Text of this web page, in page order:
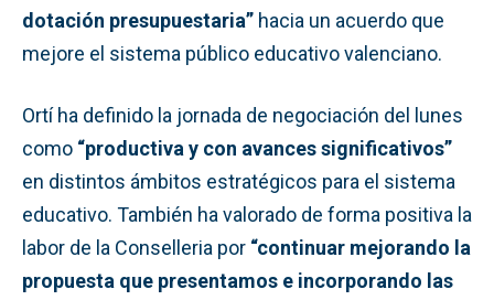
dotación presupuestaria” hacia un acuerdo que
mejore el sistema público educativo valenciano.
Ortí ha definido la jornada de negociación del lunes
como “productiva y con avances significativos”
en distintos ámbitos estratégicos para el sistema
educativo. También ha valorado de forma positiva la
labor de la Conselleria por “continuar mejorando la
propuesta que presentamos e incorporando las